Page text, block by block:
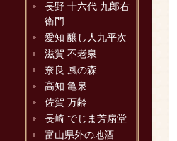
長野 十六代 九郎右
衛門
愛知 醸し人九平次
滋賀 不老泉
奈良 風の森
高知 亀泉
佐賀 万齢
長崎 でじま芳扇堂
富山県外の地酒